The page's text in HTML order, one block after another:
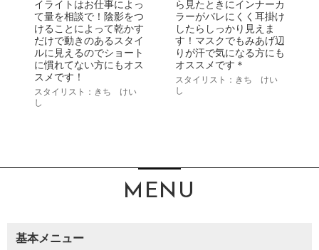
イライトはお仕事によっ
て量を相談で！陰影をつ
けることによって乾かす
だけで動きのあるスタイ
ルに見えるのでショート
に慣れてない方にもオス
スメです！
スタイリスト：きち けい
し
ら見たときにインナーカ
ラーがバレにくく耳掛け
したらしっかり見えま
す！マスクでもみあげ辺
りが汗で気になる方にも
オススメです＊
スタイリスト：きち けい
し
MENU
基本メニュー